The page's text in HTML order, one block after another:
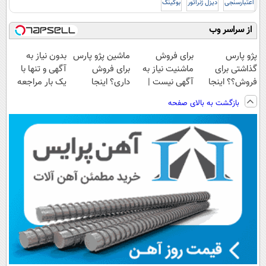
اعتبارسنجی دیزل ژنراتور بوکینگ
از سراسر وب
پژو پارس
گذاشتی برای
فروش؟؟ اینجا
راحت بفروشش
برای فروش
ماشنیت نیاز به
آگهی نیست |
بفروشش
ماشین پژو پارس
برای فروش
داری؟ اینجا
بدون نیاز به
آگهی و تنها با
یک بار مراجعه
بازگشت به بالای صفحه